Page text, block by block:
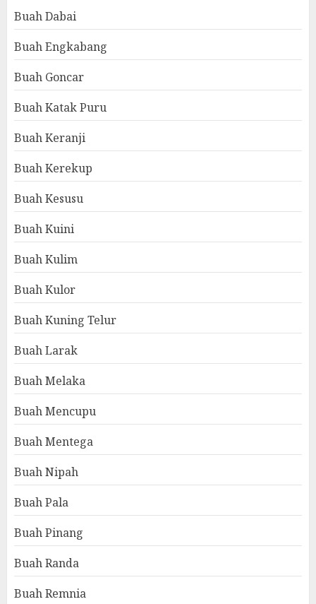
Buah Dabai
Buah Engkabang
Buah Goncar
Buah Katak Puru
Buah Keranji
Buah Kerekup
Buah Kesusu
Buah Kuini
Buah Kulim
Buah Kulor
Buah Kuning Telur
Buah Larak
Buah Melaka
Buah Mencupu
Buah Mentega
Buah Nipah
Buah Pala
Buah Pinang
Buah Randa
Buah Remnia